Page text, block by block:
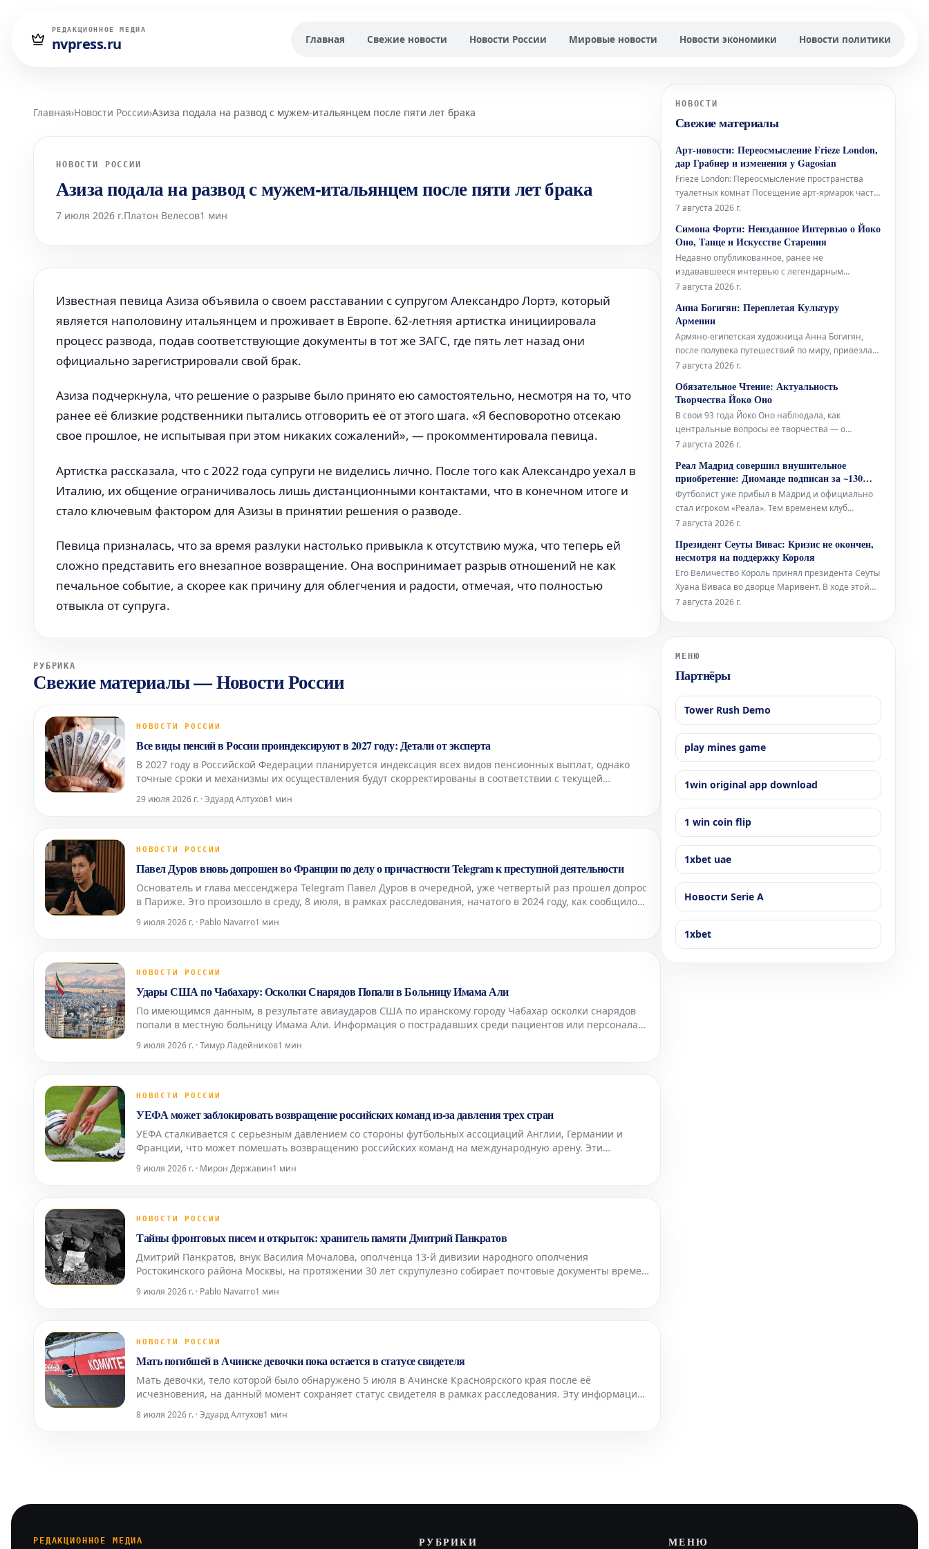
РЕДАКЦИОННОЕ МЕДИА
nvpress.ru Главная Свежие новости Новости России Мировые новости Новости экономики Новости политики
Главная›Новости России›Азиза подала на развод с мужем-итальянцем после пяти лет брака
НОВОСТИ РОССИИ
Азиза подала на развод с мужем-итальянцем после пяти лет брака
7 июля 2026 г.Платон Велесов1 мин
Известная певица Азиза объявила о своем расставании с супругом Александро Лортэ, который
является наполовину итальянцем и проживает в Европе. 62-летняя артистка инициировала
процесс развода, подав соответствующие документы в тот же ЗАГС, где пять лет назад они
официально зарегистрировали свой брак.
Азиза подчеркнула, что решение о разрыве было принято ею самостоятельно, несмотря на то, что
ранее её близкие родственники пытались отговорить её от этого шага. «Я бесповоротно отсекаю
свое прошлое, не испытывая при этом никаких сожалений», — прокомментировала певица.
Артистка рассказала, что с 2022 года супруги не виделись лично. После того как Александро уехал в
Италию, их общение ограничивалось лишь дистанционными контактами, что в конечном итоге и
стало ключевым фактором для Азизы в принятии решения о разводе.
Певица призналась, что за время разлуки настолько привыкла к отсутствию мужа, что теперь ей
сложно представить его внезапное возвращение. Она воспринимает разрыв отношений не как
печальное событие, а скорее как причину для облегчения и радости, отмечая, что полностью
отвыкла от супруга.
РУБРИКА
Свежие материалы—Новости России
НОВОСТИ РОССИИ
Все виды пенсий в России проиндексируют в 2027 году: Детали от эксперта
В 2027 году в Российской Федерации планируется индексация всех видов пенсионных выплат, однако
точные сроки и механизмы их осуществления будут скорректированы в соответствии с текущей
промышленной пал
29 июля 2026 г. · Эдуард Алтухов1 мин
НОВОСТИ РОССИИ
Павел Дуров вновь допрошен во Франции по делу о причастности Telegram к преступной деятельности
Основатель и глава мессенджера Telegram Павел Дуров в очередной, уже четвертый раз прошел допрос
в Париже. Это произошло в среду, 8 июля, в рамках расследования, начатого в 2024 году, как сообщило
агентство AFP. Следственные судьи, занимающиеся делом о возможной причастности его платформы к
про
9 июля 2026 г. · Pablo Navarro1 мин
НОВОСТИ РОССИИ
Удары США по Чабахару: Осколки Снарядов Попали в Больницу Имама Али
По имеющимся данным, в результате авиаударов США по иранскому городу Чабахар осколки снарядов
попали в местную больницу Имама Али. Информация о пострадавших среди пациентов или персонала
медицинского учреждения пока не поступала. Ранее сообщалось о взрывах в нескольких иранских
городах, вкл
9 июля 2026 г. · Тимур Ладейников1 мин
НОВОСТИ РОССИИ
УЕФА может заблокировать возвращение российских команд из-за давления трех стран
УЕФА сталкивается с серьезным давлением со стороны футбольных ассоциаций Англии, Германии и
Франции, что может помешать возвращению российских команд на международную арену. Эти
2023 году, УЕФА уже
9 июля 2026 г. · Мирон Державин1 мин
НОВОСТИ РОССИИ
Тайны фронтовых писем и открыток: хранитель памяти Дмитрий Панкратов
Дмитрий Панкратов, внук Василия Мочалова, ополченца 13-й дивизии народного ополчения
Ростокинского района Москвы, на протяжении 30 лет скрупулезно собирает почтовые документы времен
Великой Отечественной войны. В его уникальной коллекции насчитывается около пяти тысяч различных
артефактов: конв
9 июля 2026 г. · Pablo Navarro1 мин
НОВОСТИ РОССИИ
Мать погибшей в Ачинске девочки пока остается в статусе свидетеля
Мать девочки, тело которой было обнаружено 5 июля в Ачинске Красноярского края после её
исчезновения, на данный момент сохраняет статус свидетеля в рамках расследования. Эту информацию
Представитель в
8 июля 2026 г. · Эдуард Алтухов1 мин
НОВОСТИ
Свежие материалы
Арт-новости: Переосмысление Frieze London,
дар Грабнер и изменения у Gagosian
Frieze London: Переосмысление пространства
туалетных комнат Посещение арт-ярмарок часто
омрачается состоянием туалетных комнат – будь
просто функциональные, но безликие
помещения с одной кабинкой «только для
экспонентов». Возможно, поэтому Fr
7 августа 2026 г.
Симона Форти: Неизданное Интервью о Йоко
Оно, Танце и Искусстве Старения
Недавно опубликованное, ранее не
издававшееся интервью с легендарным
хореографом и художницей Симоной Форти
иконой Йоко Оно, а также на её взгляды на танец
и старение. Проведённое в 2014 году Джулией
Брайан-Уилсон, это интервью снова вышло на
свет посл
7 августа 2026 г.
Анна Богигян: Переплетая Культуру
Армении
Армяно-египетская художница Анна Богигян,
после полувека путешествий по миру, привезла
своё искусство в Ереван, в Национальную
«Ткачество культуры» представляет собой
своеобразную естественную историю Армении,
выраженную через произведения, которые нап
7 августа 2026 г.
Обязательное Чтение: Актуальность
Творчества Йоко Оно
В свои 93 года Йоко Оно наблюдала, как
центральные вопросы ее творчества — о
человечности и нашей взаимной
поколений. Музыкальный критик Los Angeles
Times Марк Свед в своем недавнем репортаже о
последних исполнениях работ Оно, включая
знаменитую «
7 августа 2026 г.
Реал Мадрид совершил внушительное
приобретение: Диоманде подписан за ~130
миллионов евро до 2033 года
Футболист уже прибыл в Мадрид и официально
стал игроком «Реала». Тем временем клуб
ожидает согласия Винисиуса на продление
новые динамики в команду.
7 августа 2026 г.
Президент Сеуты Вивас: Кризис не окончен,
несмотря на поддержку Короля
Его Величество Король принял президента Сеуты
Хуана Виваса во дворце Маривент. В ходе этой
встречи глава автономного города выразил
7 августа 2026 г.
МЕНЮ
Партнёры
Tower Rush Demo
play mines game
1win original app download
1 win coin flip
1xbet uae
Новости Serie A
1xbet
РЕДАКЦИОННОЕ МЕДИА РУБРИКИ МЕНЮ